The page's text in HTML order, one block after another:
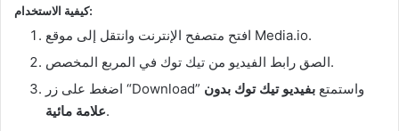
كيفية الاستخدام:
افتح متصفح الإنترنت وانتقل إلى موقع Media.io.
الصق رابط الفيديو من تيك توك في المربع المخصص.
اضغط على زر “Download” واستمتع بفيديو تيك توك بدون
علامة مائية.